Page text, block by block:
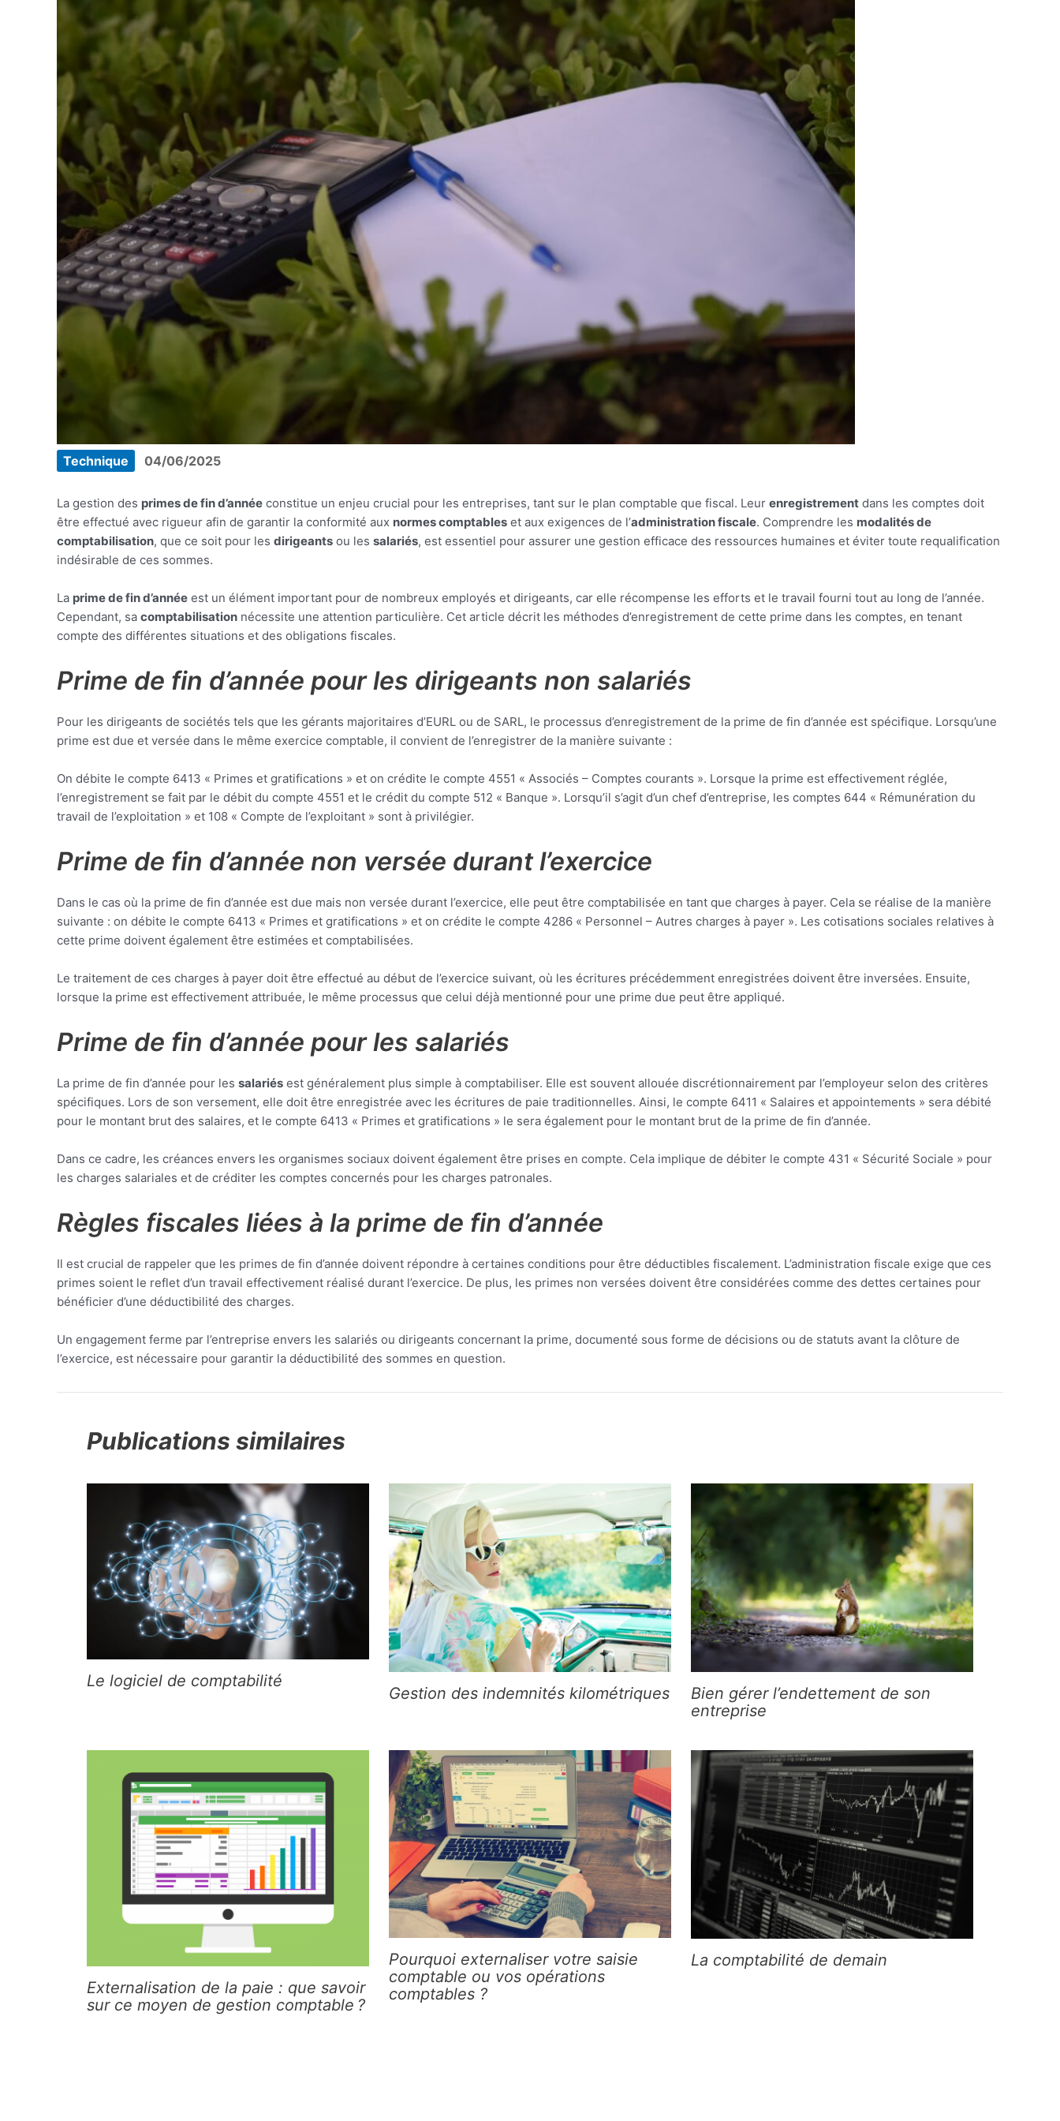
Technique 04/06/2025
La gestion des primes de fin d’année constitue un enjeu crucial pour les entreprises, tant sur le plan comptable que fiscal. Leur enregistrement dans les comptes doit
être effectué avec rigueur afin de garantir la conformité aux normes comptables et aux exigences de l’administration fiscale. Comprendre les modalités de
comptabilisation, que ce soit pour les dirigeants ou les salariés, est essentiel pour assurer une gestion efficace des ressources humaines et éviter toute requalification
indésirable de ces sommes.
La prime de fin d’année est un élément important pour de nombreux employés et dirigeants, car elle récompense les efforts et le travail fourni tout au long de l’année.
Cependant, sa comptabilisation nécessite une attention particulière. Cet article décrit les méthodes d’enregistrement de cette prime dans les comptes, en tenant
compte des différentes situations et des obligations fiscales.
Prime de fin d’année pour les dirigeants non salariés
Pour les dirigeants de sociétés tels que les gérants majoritaires d’EURL ou de SARL, le processus d’enregistrement de la prime de fin d’année est spécifique. Lorsqu’une
prime est due et versée dans le même exercice comptable, il convient de l’enregistrer de la manière suivante :
On débite le compte 6413 « Primes et gratifications » et on crédite le compte 4551 « Associés – Comptes courants ». Lorsque la prime est effectivement réglée,
l’enregistrement se fait par le débit du compte 4551 et le crédit du compte 512 « Banque ». Lorsqu’il s’agit d’un chef d’entreprise, les comptes 644 « Rémunération du
travail de l’exploitation » et 108 « Compte de l’exploitant » sont à privilégier.
Prime de fin d’année non versée durant l’exercice
Dans le cas où la prime de fin d’année est due mais non versée durant l’exercice, elle peut être comptabilisée en tant que charges à payer. Cela se réalise de la manière
suivante : on débite le compte 6413 « Primes et gratifications » et on crédite le compte 4286 « Personnel – Autres charges à payer ». Les cotisations sociales relatives à
cette prime doivent également être estimées et comptabilisées.
Le traitement de ces charges à payer doit être effectué au début de l’exercice suivant, où les écritures précédemment enregistrées doivent être inversées. Ensuite,
lorsque la prime est effectivement attribuée, le même processus que celui déjà mentionné pour une prime due peut être appliqué.
Prime de fin d’année pour les salariés
La prime de fin d’année pour les salariés est généralement plus simple à comptabiliser. Elle est souvent allouée discrétionnairement par l’employeur selon des critères
spécifiques. Lors de son versement, elle doit être enregistrée avec les écritures de paie traditionnelles. Ainsi, le compte 6411 « Salaires et appointements » sera débité
pour le montant brut des salaires, et le compte 6413 « Primes et gratifications » le sera également pour le montant brut de la prime de fin d’année.
Dans ce cadre, les créances envers les organismes sociaux doivent également être prises en compte. Cela implique de débiter le compte 431 « Sécurité Sociale » pour
les charges salariales et de créditer les comptes concernés pour les charges patronales.
Règles fiscales liées à la prime de fin d’année
Il est crucial de rappeler que les primes de fin d’année doivent répondre à certaines conditions pour être déductibles fiscalement. L’administration fiscale exige que ces
primes soient le reflet d’un travail effectivement réalisé durant l’exercice. De plus, les primes non versées doivent être considérées comme des dettes certaines pour
bénéficier d’une déductibilité des charges.
Un engagement ferme par l’entreprise envers les salariés ou dirigeants concernant la prime, documenté sous forme de décisions ou de statuts avant la clôture de
l’exercice, est nécessaire pour garantir la déductibilité des sommes en question.
Publications similaires
Le logiciel de comptabilité
Gestion des indemnités kilométriques
Bien gérer l’endettement de son
entreprise
Externalisation de la paie : que savoir
sur ce moyen de gestion comptable ?
Pourquoi externaliser votre saisie
comptable ou vos opérations
comptables ?
La comptabilité de demain